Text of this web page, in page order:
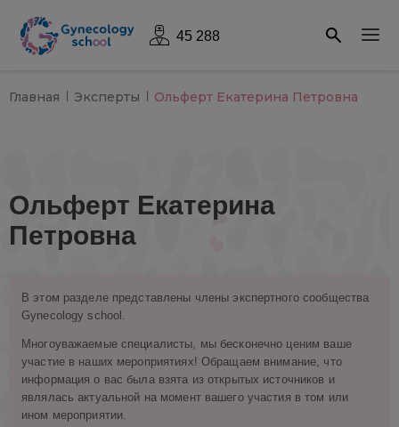
45 288
Главная Эксперты Ольферт Екатерина Петровна
Ольферт Екатерина
Петровна
В этом разделе представлены члены экспертного сообщества
Gynecology school.
Многоуважаемые специалисты, мы бесконечно ценим ваше
участие в наших мероприятиях! Обращаем внимание, что
информация о вас была взята из открытых источников и
являлась актуальной на момент вашего участия в том или
ином мероприятии.